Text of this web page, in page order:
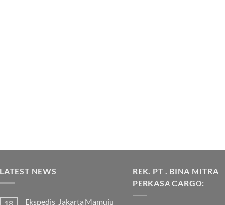
LATEST NEWS
18 Ekspedisi Jakarta Mamuju
REK. PT . BINA MITRA
PERKASA CARGO: